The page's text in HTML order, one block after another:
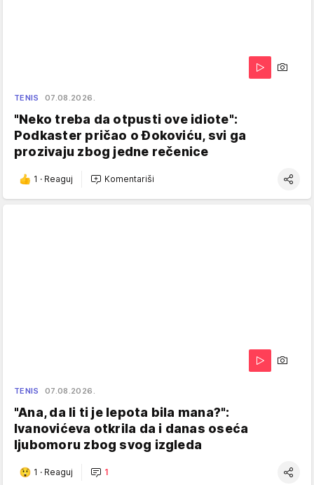
TENIS 07.08.2026.
"Neko treba da otpusti ove idiote":
Podkaster pričao o Đokoviću, svi ga
prozivaju zbog jedne rečenice
1 · Reaguj Komentariši
TENIS 07.08.2026.
"Ana, da li ti je lepota bila mana?":
Ivanovićeva otkrila da i danas oseća
ljubomoru zbog svog izgleda
1 · Reaguj 1